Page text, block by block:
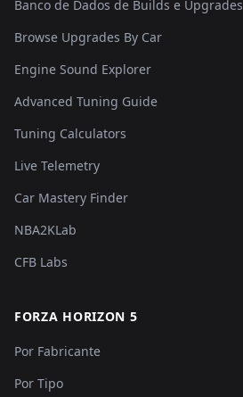
Banco de Dados de Builds e Upgrades
Browse Upgrades By Car
Engine Sound Explorer
Advanced Tuning Guide
Tuning Calculators
Live Telemetry
Car Mastery Finder
NBA2KLab
CFB Labs
FORZA HORIZON 5
Por Fabricante
Por Tipo